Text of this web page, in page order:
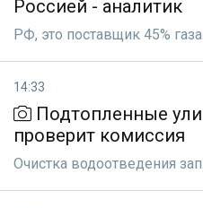
Россией - аналитик
РФ, это поставщик 45%
14:33
Подтопленные
проверит комиссия
Очистка водоотведения